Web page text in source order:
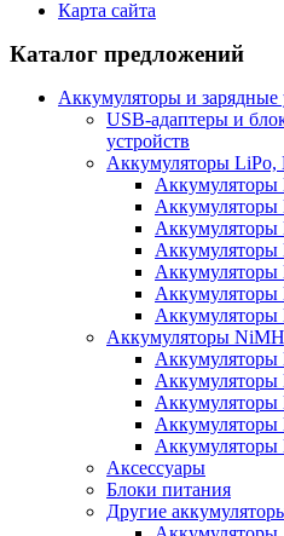
Карта сайта
Каталог предложений
Аккумуляторы и зарядные
USB-адаптеры и
устройств
Аккумуляторы LiPo,
Аккумуляторы
Аккумуляторы
Аккумуляторы
Аккумуляторы
Аккумуляторы
Аккумуляторы
Аккумуляторы
Аккумуляторы
Аксессуары
Блоки питания
Другие